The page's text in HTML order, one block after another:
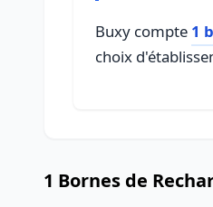
Buxy compte 1
choix
1 Bornes de